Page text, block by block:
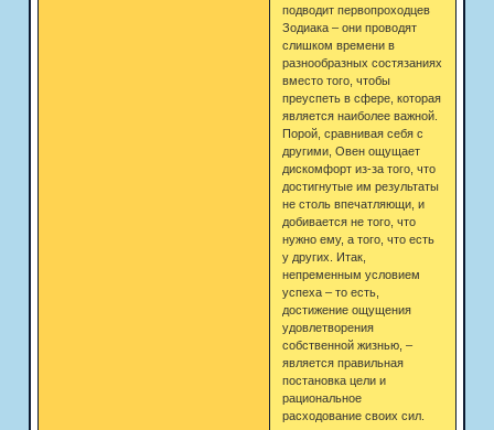
подводит первопроходцев
Зодиака – они проводят
слишком времени в
разнообразных состязаниях
вместо того, чтобы
преуспеть в сфере, которая
является наиболее важной.
Порой, сравнивая себя с
другими, Овен ощущает
дискомфорт из-за того, что
достигнутые им результаты
не столь впечатляющи, и
добивается не того, что
нужно ему, а того, что есть
у других. Итак,
непременным условием
успеха – то есть,
достижение ощущения
удовлетворения
собственной жизнью, –
является правильная
постановка цели и
рациональное
расходование своих сил.